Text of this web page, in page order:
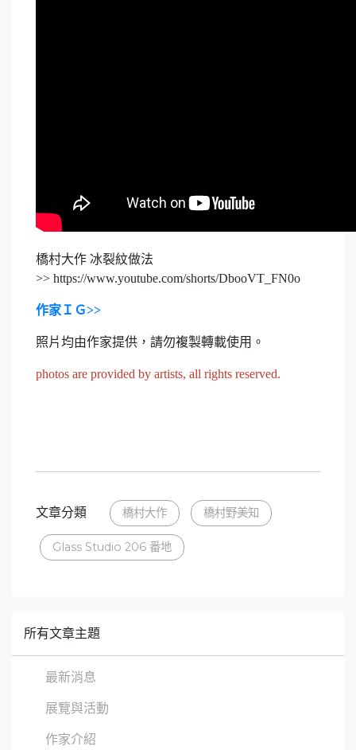
橋村大作 冰裂紋做法
>> https://www.youtube.com/shorts/DbooVT_FN0o
作家ＩＧ>>
照片均由作家提供，請勿複製轉載使用。
photos are provided by artists, all rights reserved.
文章分類 橋村大作 橋村野美知
Glass Studio 206 番地
所有文章主題
最新消息
展覽與活動
作家介紹